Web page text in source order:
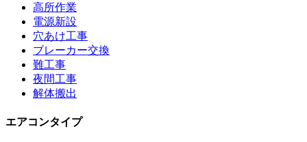
高所作業
電源新設
穴あけ工事
ブレーカー交換
難工事
夜間工事
解体搬出
エアコンタイプ